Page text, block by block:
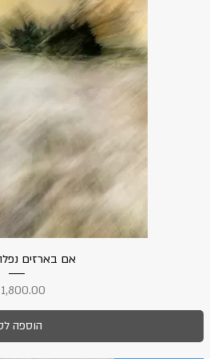
תצוגה
אם בארזים
מחיר
הוספה